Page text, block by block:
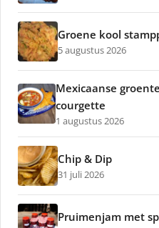
Groene kool
5 augustus 2026
Mexicaanse
courgette
1 augustus 2026
Chip & Dip
31 juli 2026
Pruimenjam met